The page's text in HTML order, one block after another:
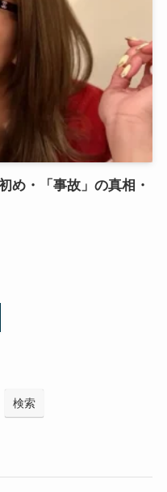
め・「事故」の真相・
検索